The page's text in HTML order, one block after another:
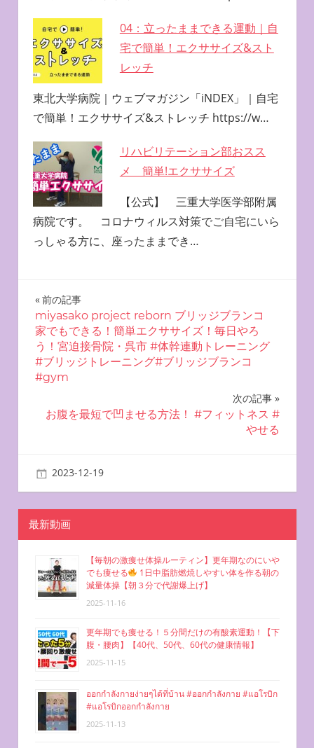
04：立ったままできる運動｜自
宅で簡単！エクササイズ&スト
レッチ
東北大学病院｜ウェブマガジン「iNDEX」｜自宅
で簡単！エクササイズ&ストレッチ https://w…
リハビリテーション部おスス
メ 簡単!エクササイズ
【公式】 三重大学医学部附属
病院です。 コロナウィルス対策でご自宅にいら
っしゃる方に、座ったままでき…
投
稿
ナ
ビ
ゲ
シ
ョ
ン
前の記事
miyasako project reborn ブリッジブランコ
家でもできる！簡単エクササイズ！毎日やろ
う！宮迫接骨院・呉市 #体幹連動トレーニング
#ブリッジトレーニング#ブリッジブランコ
#gym
次の記事
お腹を最短で凹ませる方法！ #フィットネス #
やせる
2023-12-19
最新動画
【毎朝の激痩せ体操ルーティン】更年期なのにいや
でも痩せる
1日中脂肪燃焼しやすい体を作る朝の
減量体操【朝３分で代謝爆上げ】
2025-11-16
更年期でも痩せる！５分間だけの有酸素運動！【下
腹・腰肉】【40代、50代、60代の健康情報】
2025-11-15
ออกกำลังกายง่ายๆได้ที่บ้าน #ออกกำลังกาย #แอโรบิก
#แอโรบิกออกกำลังกาย
2025-11-13